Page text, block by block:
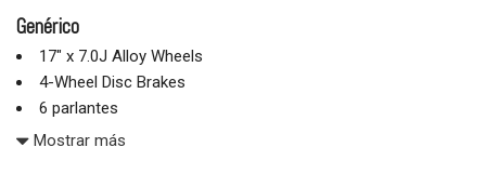
Genérico
17" x 7.0J Alloy Wheels
4-Wheel Disc Brakes
6 parlantes
Frenos ABS
Mostrar más